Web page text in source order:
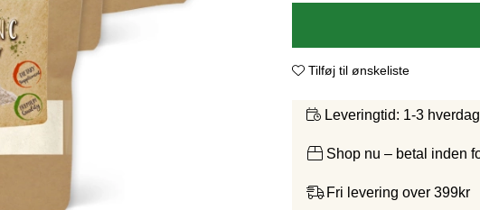
Tilføj til ønskeliste
Leveringtid: 1-3
Shop nu – betal inden
Fri levering over 399kr